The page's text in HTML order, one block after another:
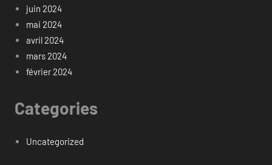
juin 2024
mai 2024
avril 2024
mars 2024
février 2024
Categories
Uncategorized